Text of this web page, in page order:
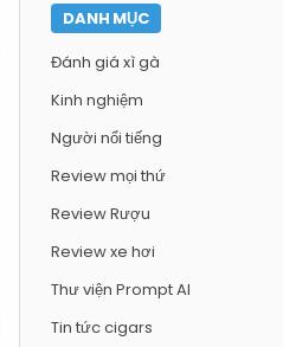
DANH MỤC
Đánh giá xì gà
Kinh nghiệm
Người nổi tiếng
Review mọi thứ
Review Rượu
Review xe hơi
Thư viện Prompt AI
Tin tức cigars